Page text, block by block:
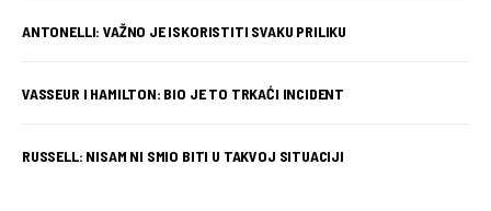
ANTONELLI: VAŽNO JE ISKORISTITI SVAKU PRILIKU
VASSEUR I HAMILTON: BIO JE TO TRKAĆI INCIDENT
RUSSELL: NISAM NI SMIO BITI U TAKVOJ SITUACIJI